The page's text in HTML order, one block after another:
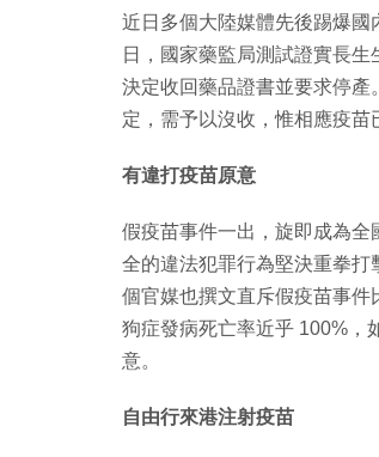
近日多個大陸媒體先後踢爆
日，國家藥監局測試證實長
決定收回藥品證書並要求停
定，需予以沒收，惟相應疫苗
有違打疫苗原意
假疫苗事件一出，旋即成為
全的違法犯罪行為堅決重拳
個官媒也撰文直斥假疫苗事
狗症發病死亡率近乎 100%，
意。
自由行來港注射疫苗